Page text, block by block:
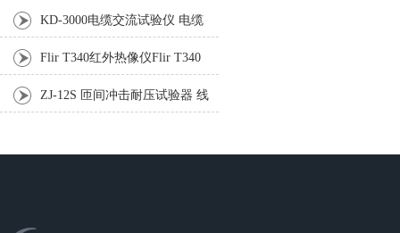
KD-3000电缆交流试验仪 电缆
交流耐压试验设备
Flir T340红外热像仪Flir T340
红外热像仪
ZJ-12S 匝间冲击耐压试验器 线